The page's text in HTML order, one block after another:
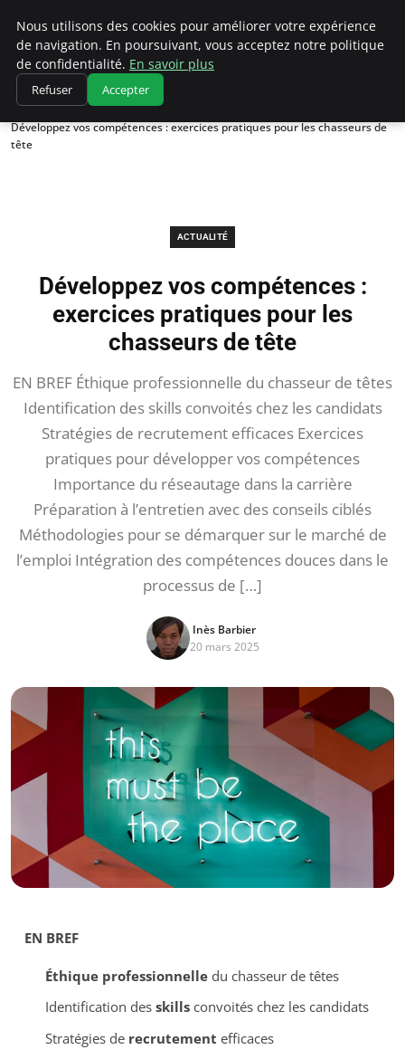
Chasseur De Tête
Accueil
Actualité
Développez vos compétences : exercices pratiques pour les chasseurs de
tête
ACTUALITÉ
Développez vos compétences :
exercices pratiques pour les
chasseurs de tête
EN BREF Éthique professionnelle du chasseur de têtes
Identification des skills convoités chez les candidats
Stratégies de recrutement efficaces Exercices
pratiques pour développer vos compétences
Importance du réseautage dans la carrière
Préparation à l’entretien avec des conseils ciblés
Méthodologies pour se démarquer sur le marché de
l’emploi Intégration des compétences douces dans le
processus de […]
Inès Barbier
20 mars 2025
EN BREF
Éthique professionnelledu chasseur de têtes
Identification des skillsconvoités chez les candidats
Stratégies de recrutement efficaces
Nous utilisons des cookies pour améliorer votre expérience
de navigation. En poursuivant, vous acceptez notre politique
de confidentialité. En savoir plus
Refuser Accepter